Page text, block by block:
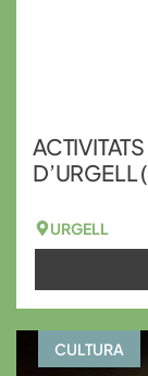
D’URGELL
URGELL
CULTURA